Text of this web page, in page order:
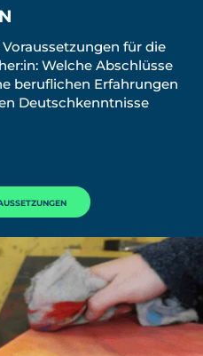
für die
Welche Abschlüsse
beruflichen Erfahrungen
Deutschkenntnisse